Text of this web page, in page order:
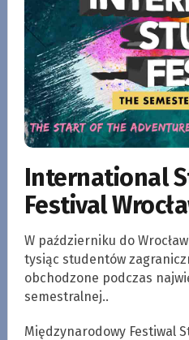
International
Festival
W październiku do
tysiąc studentów
obchodzone podczas
semestralnej..
Międzynarodowy Festiwal